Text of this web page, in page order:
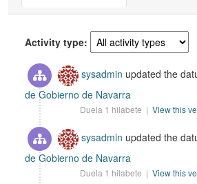
Activity type
sysadmin updated the
de Gobierno de Navarra
Duela 1 hilabete | View this
sysadmin updated the
de Gobierno de Navarra
Duela 1 hilabete | View this